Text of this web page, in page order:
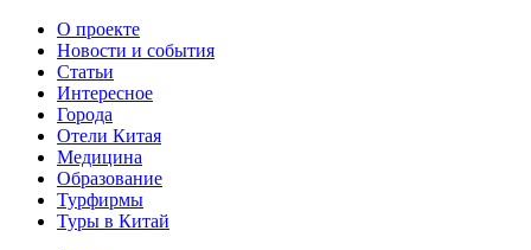
О проекте
Новости и события
Статьи
Интересное
Города
Отели Китая
Медицина
Образование
Турфирмы
Туры в Китай